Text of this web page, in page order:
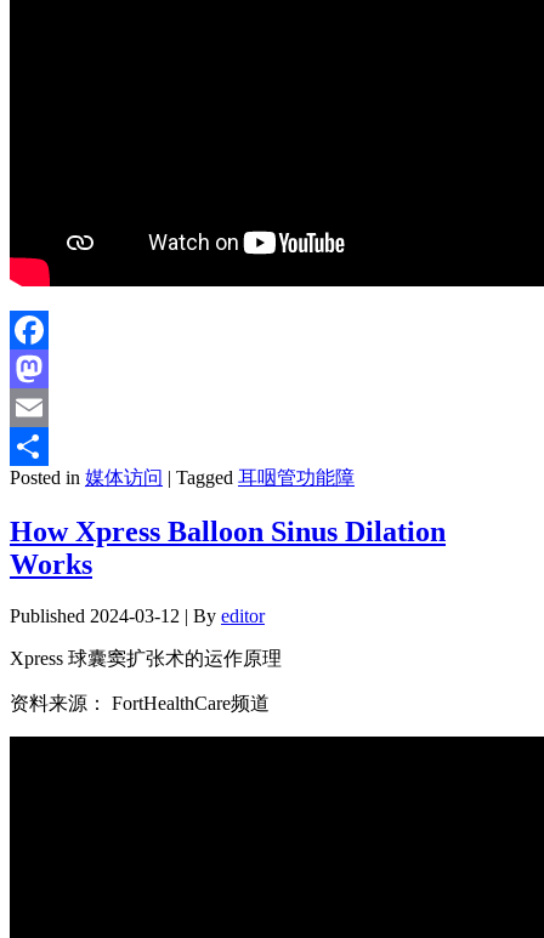
Facebook
Mastodon
Email
分
享
Posted in 媒体访问 | Tagged 耳咽管功能障
How Xpress Balloon Sinus Dilation
Works
Published 2024-03-12 | By editor
Xpress 球囊窦扩张术的运作原理
资料来源： FortHealthCare频道